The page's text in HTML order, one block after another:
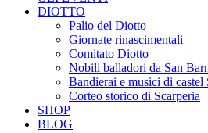
DIOTTO
Palio del Diotto
Giornate rinascimentali
Comitato Diotto
Nobili balladori da San
Bandierai e musici di castel
Corteo storico di Scarperia
SHOP
BLOG